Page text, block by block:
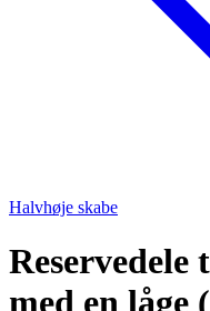
Halvhøje skabe
med en låge